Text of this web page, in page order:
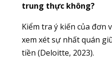
trung thực không?
Kiểm tra ý kiến của đơn
xem xét sự nhất quán
tiền (Deloitte, 2023).